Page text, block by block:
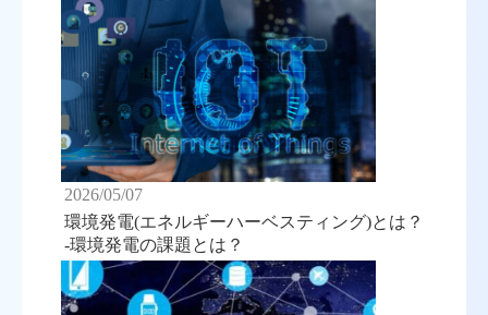
2026/05/07
環境発電(エネルギーハーベスティング)とは？
-環境発電の課題とは？